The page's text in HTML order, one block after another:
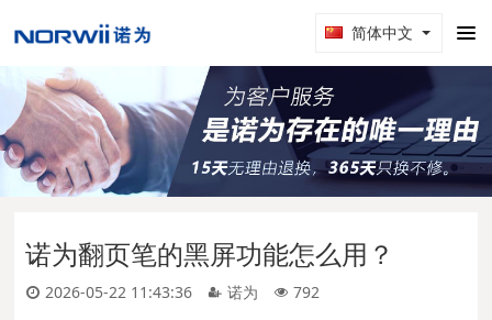
简体中文
诺为翻页笔的黑屏功能怎么用？
2026-05-22 11:43:36 诺为 792